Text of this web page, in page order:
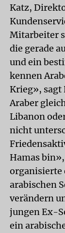
Katz,
Mitarbeiter
die gerade
und ein
kennen
Krieg», sagt
Araber
Libanon
nicht
Hamas
organisierte
arabischen
verändern
jungen Ex-
ein